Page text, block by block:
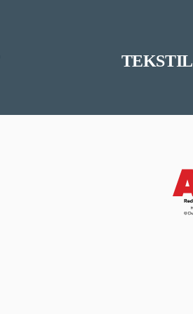
TEKSTIL